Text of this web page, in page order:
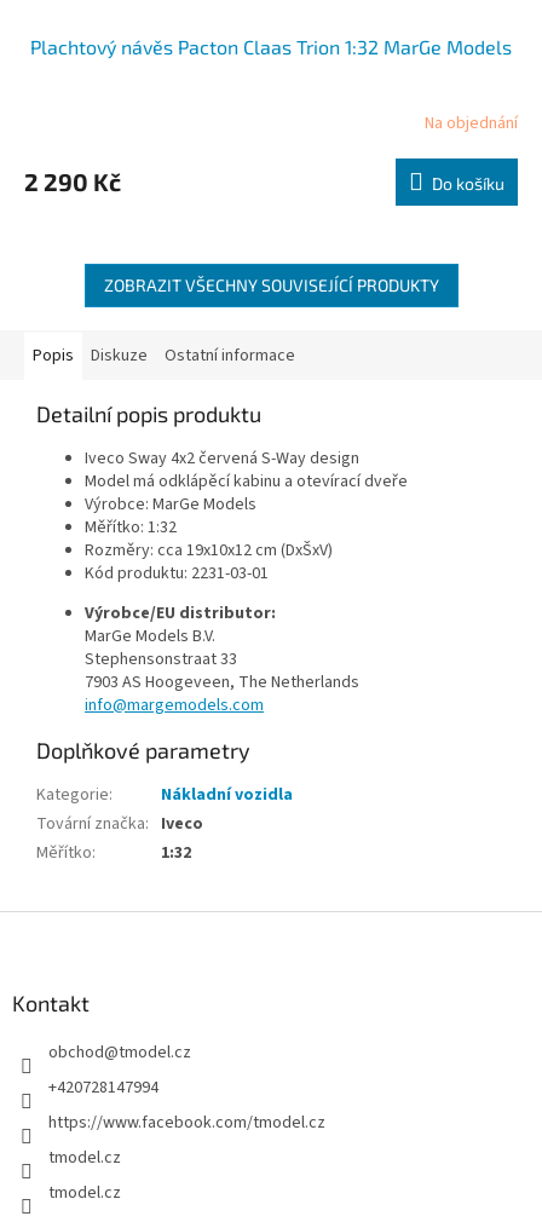
Plachtový návěs Pacton Claas Trion 1:32 MarGe Models
produktu
je
Na objednání
2 290 Kč Do košíku
ZOBRAZIT VŠECHNY SOUVISEJÍCÍ PRODUKTY
Popis Diskuze Ostatní informace
Detailní popis produktu
Iveco Sway 4x2 červená S-Way design
Model má odklápěcí kabinu a otevírací dveře
Výrobce: MarGe Models
Měřítko: 1:32
Rozměry: cca 19x10x12 cm (DxŠxV)
Kód produktu: 2231-03-01
Výrobce/EU distributor:
MarGe Models B.V.
Stephensonstraat 33
7903 AS Hoogeveen, The Netherlands
info@margemodels.com
Doplňkové parametry
Kategorie:
Nákladní vozidla
Tovární značka: Iveco
Měřítko: 1:32
Kontakt
obchod@tmodel.cz
+420728147994
https://www.facebook.com/tmodel.cz
tmodel.cz
tmodel.cz